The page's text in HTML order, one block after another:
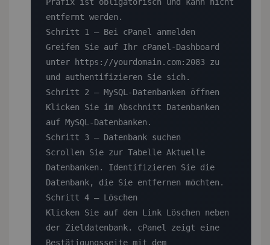
entfernt werden.
Schritt 1 — Bei cPanel anmelden
Greifen Sie auf Ihr cPanel-Dashboard
unter https://yourdomain.com:2083 zu
und authentifizieren Sie sich.
Schritt 2 — MySQL-Datenbanken öffnen
Klicken Sie im Abschnitt Datenbanken
auf MySQL-Datenbanken.
Schritt 3 — Datenbank suchen
Scrollen Sie zur Tabelle Aktuelle
Datenbanken. Identifizieren Sie die
Datenbank, die Sie entfernen möchten.
Schritt 4 — Löschen
Klicken Sie auf den Link Löschen neben
der Zieldatenbank. cPanel zeigt eine
Bestätigungsseite mit dem